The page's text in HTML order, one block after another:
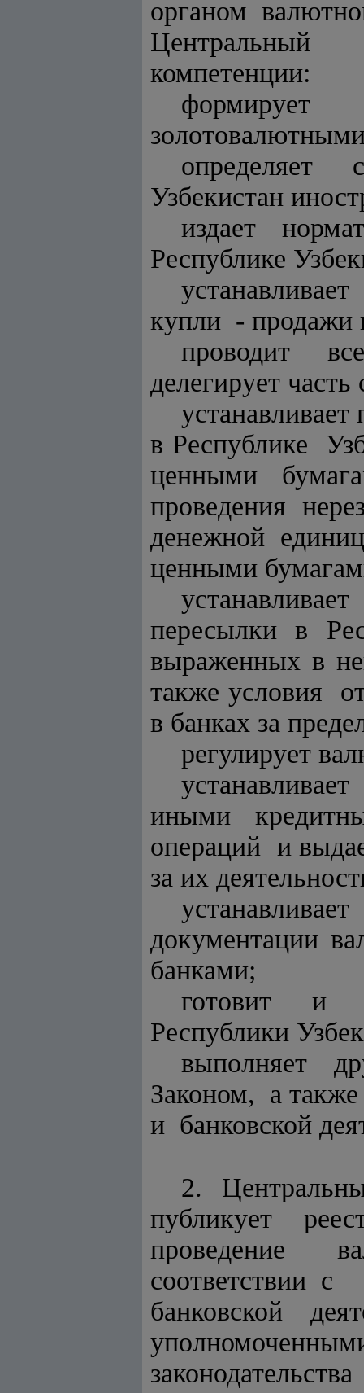
органом
Центральный
компетенции:
определяет
Узбекистан
издает
Республике
купли - продажи
проводит
делегирует
в Республике
ценными
проведения
денежной
ценными
пересылки в
выраженных в
также условия
в банках за
регулирует
иными
операций и
за их
документации
банками;
готовит и
Республики
выполняет
Законом, а
и банковской
2.
публикует
проведение
соответствии
банковской